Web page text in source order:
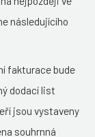
následujícího
fakturace bude
dodací list
jsou vystaveny
souhrnná